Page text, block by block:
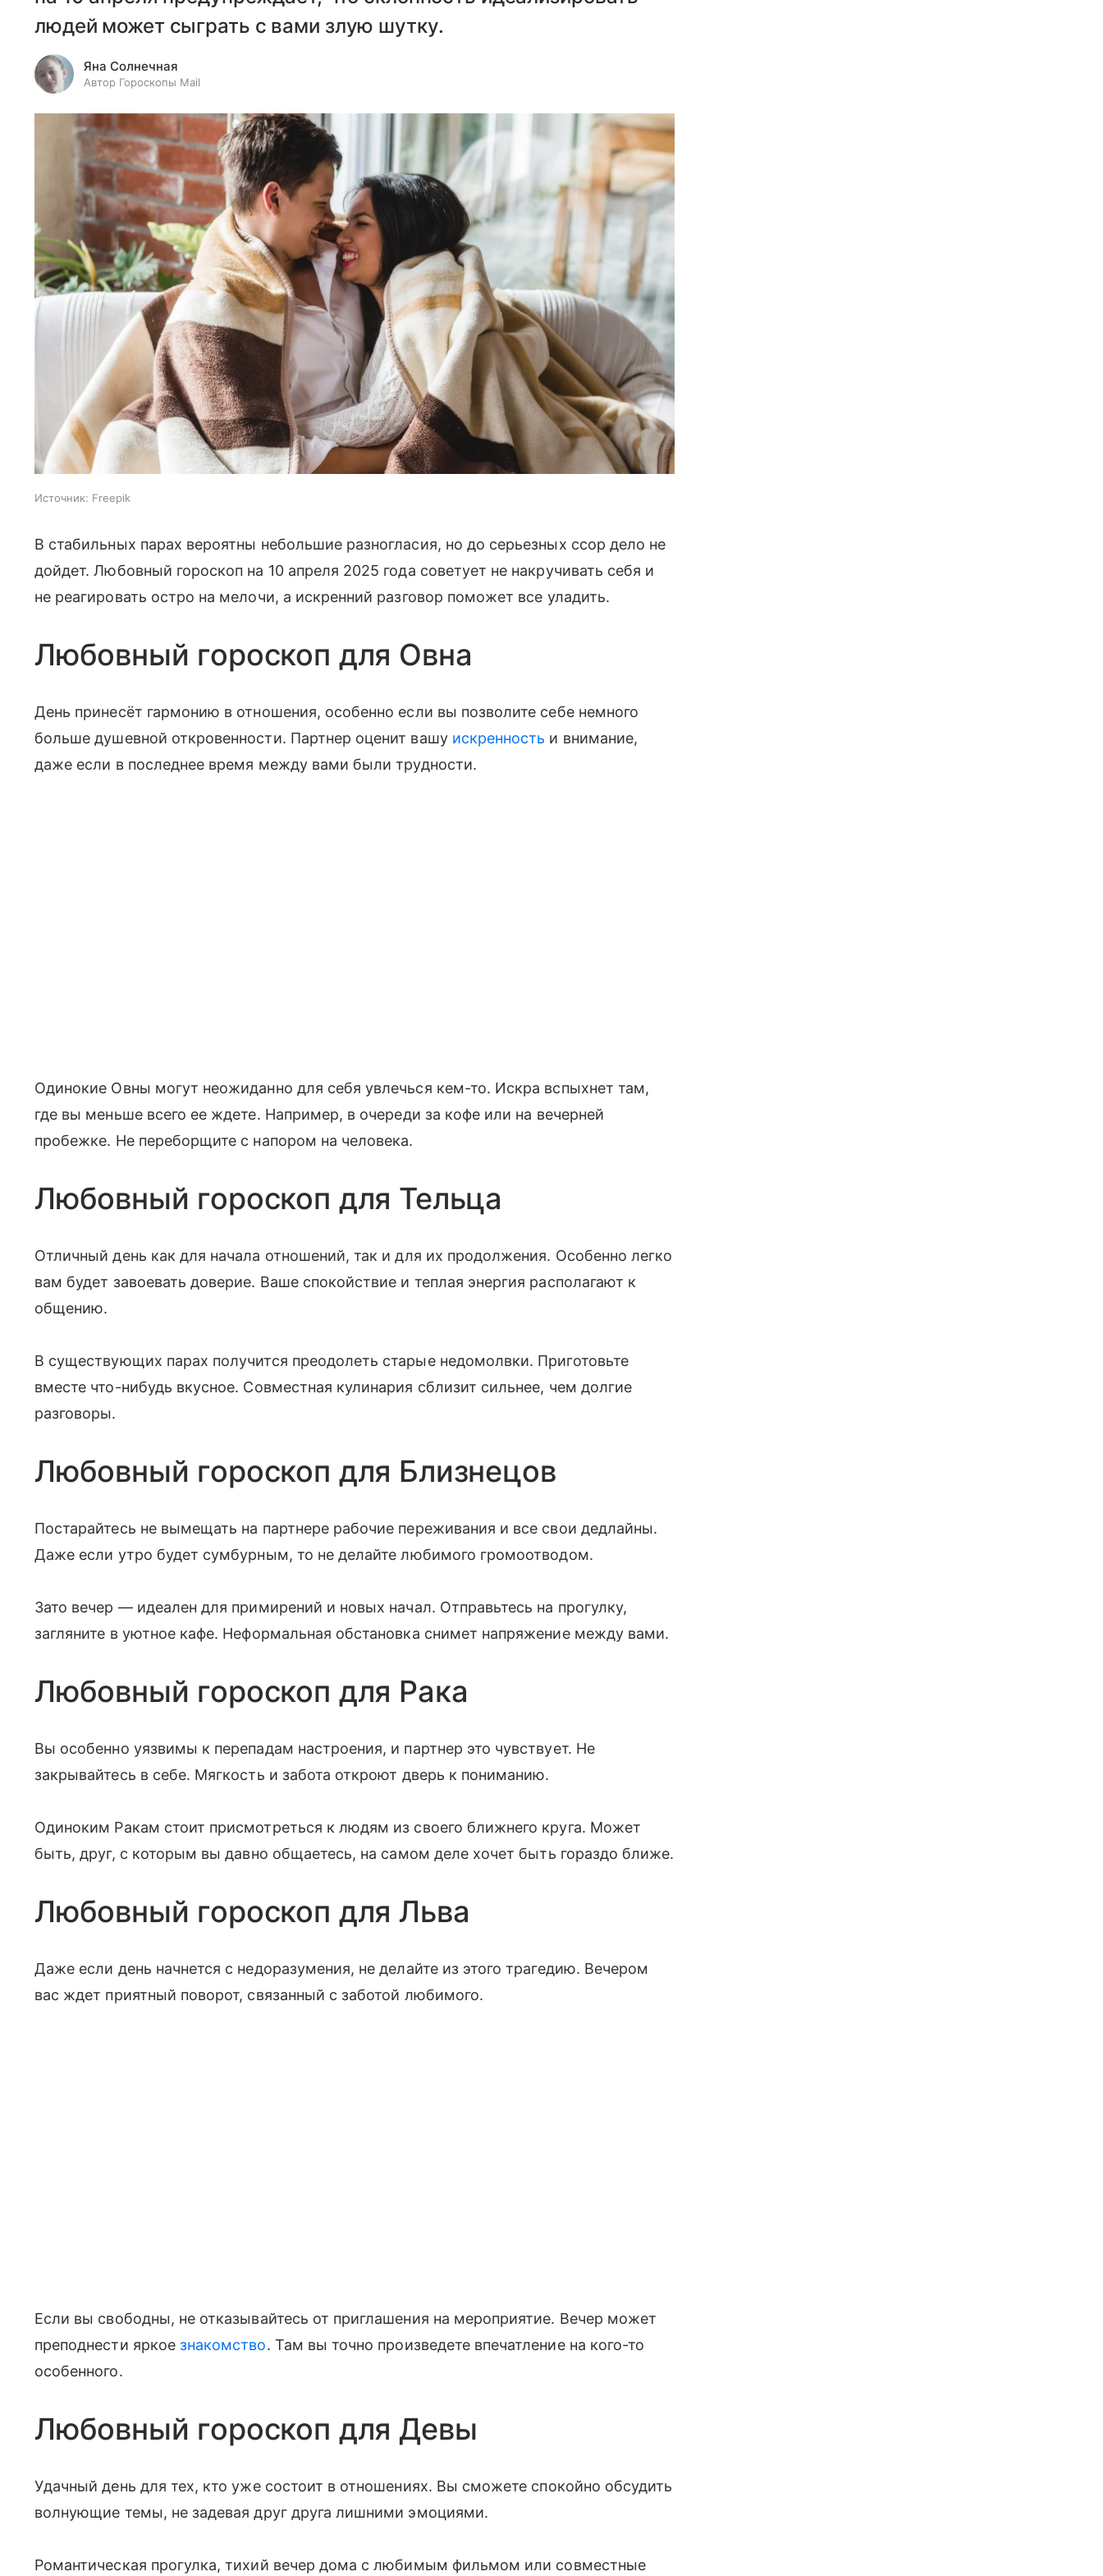
людей может сыграть с вами злую шутку.
Яна Солнечная
Автор Гороскопы Mail
Источник: Freepik
В стабильных парах вероятны небольшие разногласия, но до серьезных ссор дело не
дойдет. Любовный гороскоп на 10 апреля 2025 года советует не накручивать себя и
не реагировать остро на мелочи, а искренний разговор поможет все уладить.
Любовный гороскоп для Овна
День принесёт гармонию в отношения, особенно если вы позволите себе немного
больше душевной откровенности. Партнер оценит вашу искренность и внимание,
даже если в последнее время между вами были трудности.
Одинокие Овны могут неожиданно для себя увлечься кем-то. Искра вспыхнет там,
где вы меньше всего ее ждете. Например, в очереди за кофе или на вечерней
пробежке. Не переборщите с напором на человека.
Любовный гороскоп для Тельца
Отличный день как для начала отношений, так и для их продолжения. Особенно легко
вам будет завоевать доверие. Ваше спокойствие и теплая энергия располагают к
общению.
В существующих парах получится преодолеть старые недомолвки. Приготовьте
вместе что-нибудь вкусное. Совместная кулинария сблизит сильнее, чем долгие
разговоры.
Любовный гороскоп для Близнецов
Постарайтесь не вымещать на партнере рабочие переживания и все свои дедлайны.
Даже если утро будет сумбурным, то не делайте любимого громоотводом.
Зато вечер — идеален для примирений и новых начал. Отправьтесь на прогулку,
загляните в уютное кафе. Неформальная обстановка снимет напряжение между вами.
Любовный гороскоп для Рака
Вы особенно уязвимы к перепадам настроения, и партнер это чувствует. Не
закрывайтесь в себе. Мягкость и забота откроют дверь к пониманию.
Одиноким Ракам стоит присмотреться к людям из своего ближнего круга. Может
быть, друг, с которым вы давно общаетесь, на самом деле хочет быть гораздо ближе.
Любовный гороскоп для Льва
Даже если день начнется с недоразумения, не делайте из этого трагедию. Вечером
вас ждет приятный поворот, связанный с заботой любимого.
Если вы свободны, не отказывайтесь от приглашения на мероприятие. Вечер может
преподнести яркое знакомство. Там вы точно произведете впечатление на кого-то
особенного.
Любовный гороскоп для Девы
Удачный день для тех, кто уже состоит в отношениях. Вы сможете спокойно обсудить
волнующие темы, не задевая друг друга лишними эмоциями.
Романтическая прогулка, тихий вечер дома с любимым фильмом или совместные